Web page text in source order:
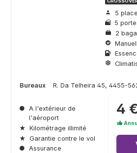
5
5
2
Bureaux R. Da Telheira 45, 4455-
● A l'extérieur de
l'aéroport
★ Kilométrage illimité
★ Garantie contre le vol
● Assurance
4 €